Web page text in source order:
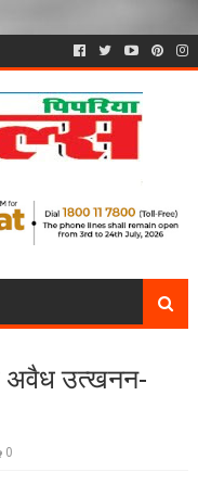
अवैध उत्खनन-
0